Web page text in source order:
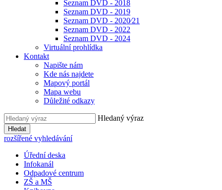
Seznam DVD - 2018
Seznam DVD - 2019
Seznam DVD - 2020⁄21
Seznam DVD - 2022
Seznam DVD - 2024
Virtuální prohlídka
Kontakt
Napište nám
Kde nás najdete
Mapový portál
Mapa webu
Důležité odkazy
Hledaný výraz
Hledat
rozšířené vyhledávání
Úřední deska
Infokanál
Odpadové centrum
ZŠ a MŠ